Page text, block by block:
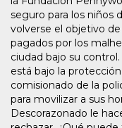
seguro para los niños
volverse el objetivo
pagados por los
ciudad bajo su
está bajo la
comisionado de la
para movilizar a sus
Descorazonado le